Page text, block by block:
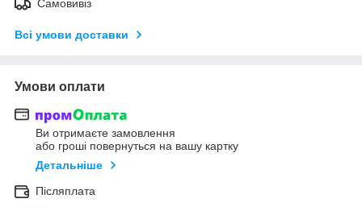
Самовивіз
Всі умови доставки
Умови оплати
Ви отримаєте замовлення
або гроші повернуться на вашу картку
Детальніше
Післяплата